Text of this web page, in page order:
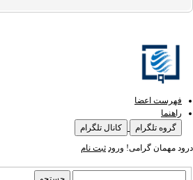
فهرست اعضا
راهنما
گروه تلگرام
کانال تلگرام
درود مهمان گرامی! ورود ثبت نام